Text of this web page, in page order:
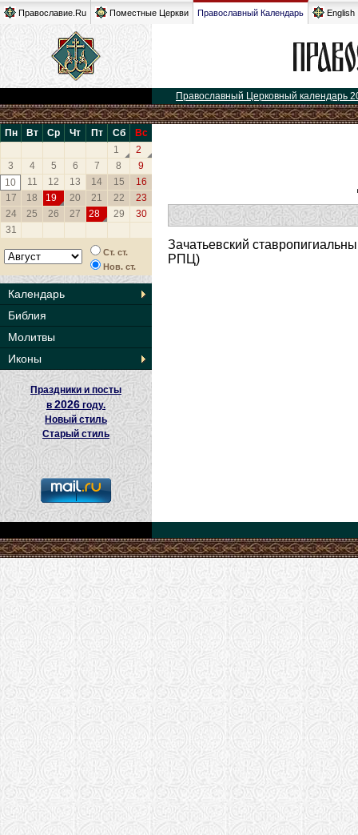
Православие.Ru Поместные Церкви Православный Календарь English
Православный Церковный календарь
Пн Вт Ср Чт Пт Сб
Вс
1
2
3
4 5 6 7 8
9
10
11 12 13 14 15
16
17
18 19 20 21 22
23
24
25 26 27 28 29
30
31
Ст. ст.
Нов. ст.
Календарь
Библия
Молитвы
Иконы
Праздники и посты
в2026 году.
Новый стиль
Старый стиль
Зачатьевский
РПЦ)